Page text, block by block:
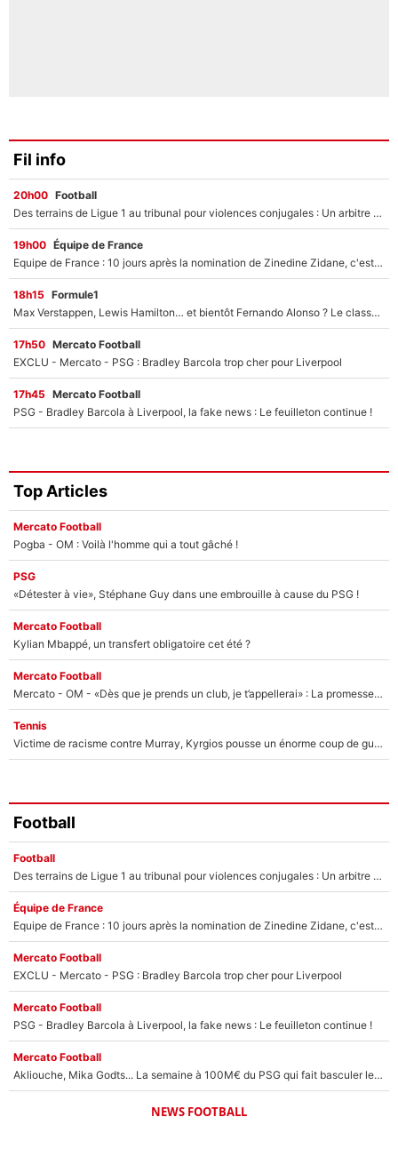
Fil info
20h00 Football
Des terrains de Ligue 1 au tribunal pour violences conjugales : Un arbitre français encourt une peine de 18 mois de prison !
19h00 Équipe de France
Equipe de France : 10 jours après la nomination de Zinedine Zidane, c'est au tour de son fils de prendre un nouveau départ !
18h15 Formule1
Max Verstappen, Lewis Hamilton… et bientôt Fernando Alonso ? Le classement des pilotes les mieux payés en Formule 1 risque de changer !
17h50 Mercato Football
EXCLU - Mercato - PSG : Bradley Barcola trop cher pour Liverpool
17h45 Mercato Football
PSG - Bradley Barcola à Liverpool, la fake news : Le feuilleton continue !
Top Articles
Mercato Football
Pogba - OM : Voilà l'homme qui a tout gâché !
PSG
«Détester à vie», Stéphane Guy dans une embrouille à cause du PSG !
Mercato Football
Kylian Mbappé, un transfert obligatoire cet été ?
Mercato Football
Mercato - OM - «Dès que je prends un club, je t’appellerai» : La promesse de Marcelino au moment de claquer la porte
Tennis
Victime de racisme contre Murray, Kyrgios pousse un énorme coup de gueule !
Football
Football
Des terrains de Ligue 1 au tribunal pour violences conjugales : Un arbitre français encourt une peine de 18 mois de prison !
Équipe de France
Equipe de France : 10 jours après la nomination de Zinedine Zidane, c'est au tour de son fils de prendre un nouveau départ !
Mercato Football
EXCLU - Mercato - PSG : Bradley Barcola trop cher pour Liverpool
Mercato Football
PSG - Bradley Barcola à Liverpool, la fake news : Le feuilleton continue !
Mercato Football
Akliouche, Mika Godts... La semaine à 100M€ du PSG qui fait basculer le mercato du PSG !
NEWS FOOTBALL